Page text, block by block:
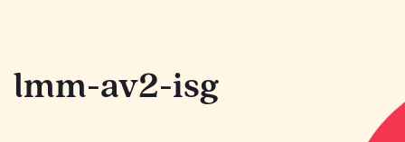
lmm-av2-isg